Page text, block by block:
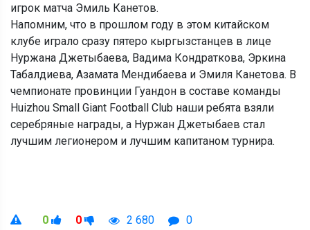
игрок матча Эмиль Канетов.
Напомним, что в прошлом году в этом китайском
клубе играло сразу пятеро кыргызстанцев в лице
Нуржана Джетыбаева, Вадима Кондраткова, Эркина
Табалдиева, Азамата Мендибаева и Эмиля Канетова. В
чемпионате провинции Гуандон в составе команды
Huizhou Small Giant Football Club наши ребята взяли
серебряные награды, а Нуржан Джетыбаев стал
лучшим легионером и лучшим капитаном турнира.
0 0 2 680 0